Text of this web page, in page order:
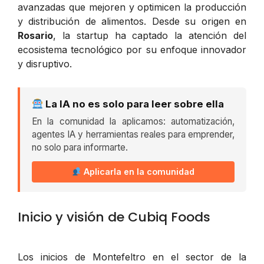
avanzadas que mejoren y optimicen la producción
y distribución de alimentos. Desde su origen en
Rosario, la startup ha captado la atención del
ecosistema tecnológico por su enfoque innovador
y disruptivo.
La IA no es solo para leer sobre ella
En la comunidad la aplicamos: automatización,
agentes IA y herramientas reales para emprender,
no solo para informarte.
Aplicarla en la comunidad
Inicio y visión de Cubiq Foods
Los inicios de Montefeltro en el sector de la